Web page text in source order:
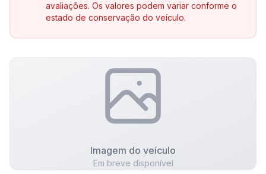
avaliações. Os valores podem variar conforme o
estado de conservação do veículo.
Imagem do veículo
Em breve disponível